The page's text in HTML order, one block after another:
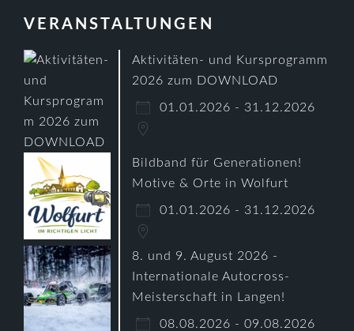
VERANSTALTUNGEN
Aktivitäten- und Kursprogramm
2026 zum DOWNLOAD
01.01.2026 - 31.12.2026
Bildband für Generationen!
Motive & Orte in Wolfurt
01.01.2026 - 31.12.2026
8. und 9. August 2026 -
Internationale Autocross-
Meisterschaft in Langen!
08.08.2026 - 09.08.2026